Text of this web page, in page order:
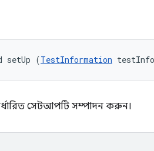
setUp (TestInformation
সেটআপটি সম্পাদন করুন।